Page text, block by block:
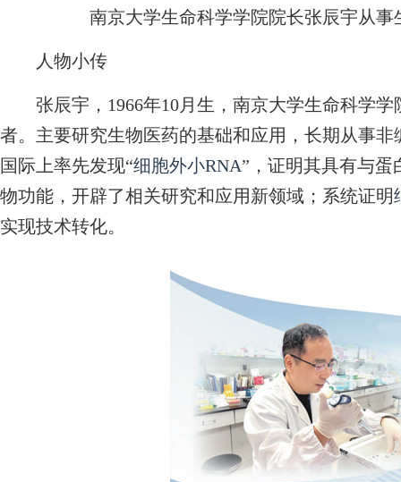
南京大学生命科学学院院长张辰宇从
人物小传
张辰宇，1966年10月生，南京大学生命科学
者。主要研究生物医药的基础和应用，长期从事
国际上率先发现“细胞外小RNA”，证明其具有与
物功能，开辟了相关研究和应用新领域；系统证明
实现技术转化。